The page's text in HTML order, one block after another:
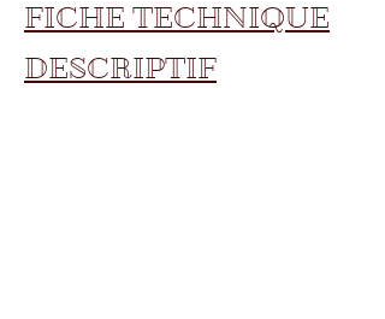
FICHE TECHNIQUE
DESCRIPTIF